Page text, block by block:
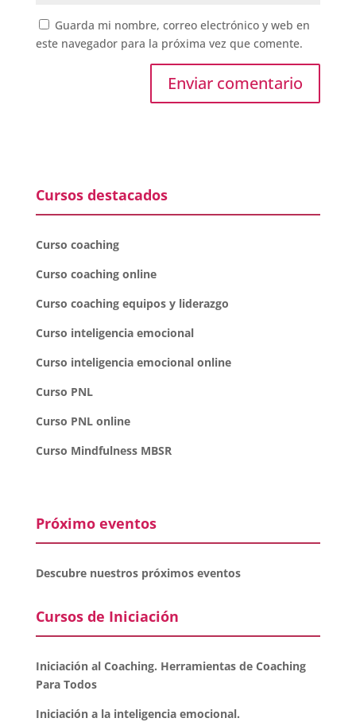
Guarda mi nombre, correo electrónico y web en
este navegador para la próxima vez que comente.
Cursos destacados
Curso coaching
Curso coaching online
Curso coaching equipos y liderazgo
Curso inteligencia emocional
Curso inteligencia emocional online
Curso PNL
Curso PNL online
Curso Mindfulness MBSR
Próximo eventos
Descubre nuestros próximos eventos
Cursos de Iniciación
Iniciación al Coaching. Herramientas de Coaching
Para Todos
Iniciación a la inteligencia emocional.